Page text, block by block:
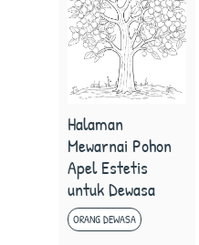
Halaman
Mewarnai Pohon
Apel Estetis
untuk Dewasa
ORANG DEWASA